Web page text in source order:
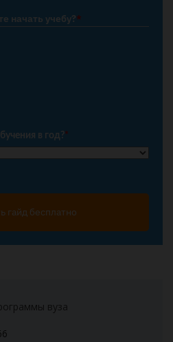
начать учебу?*
в год?*
гайд бесплатно
вуза